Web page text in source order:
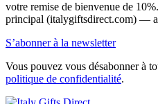
votre remise de bienvenue de
principal (italygiftsdirect.com) —
S’abonner à la newsletter
Vous pouvez vous désabonner à
politique de confidentialité.